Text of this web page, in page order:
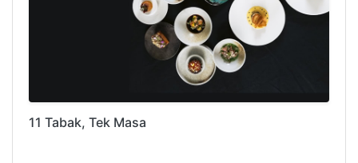
11 Tabak, Tek Masa